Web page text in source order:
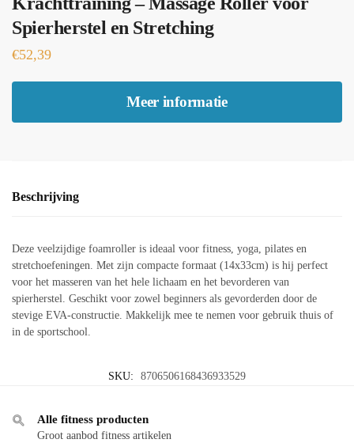
Spierherstel en Stretching
€52,39
Meer informatie
Beschrijving
Deze veelzijdige foamroller is ideaal voor fitness, yoga, pilates en
stretchoefeningen. Met zijn compacte formaat (14x33cm) is hij perfect
voor het masseren van het hele lichaam en het bevorderen van
spierherstel. Geschikt voor zowel beginners als gevorderden door de
stevige EVA-constructie. Makkelijk mee te nemen voor gebruik thuis of
in de sportschool.
SKU: 8706506168436933529
Alle fitness producten
Groot aanbod fitness artikelen